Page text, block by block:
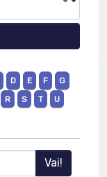
D E F
G
R S T
U